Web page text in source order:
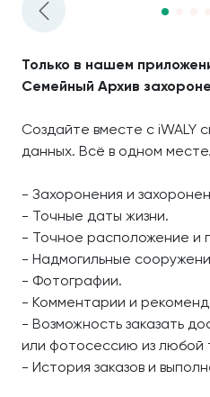
Только в нашем
Семейный Архив
Создайте вместе с iWALY
данных. Всё в одном месте.
- Захоронения и
- Точные даты жизни.
- Точное расположение и
- Надмогильные
- Фотографии.
- Комментарии и
- Возможность заказать
или фотосессию из любой
- История заказов и